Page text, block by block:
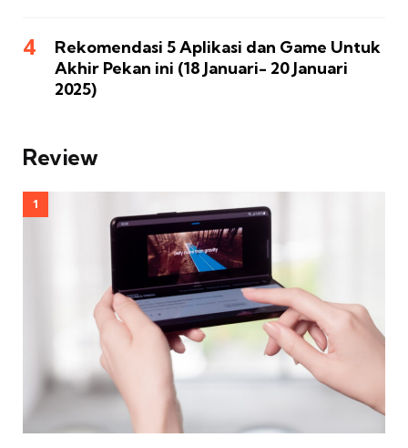
Rekomendasi 5 Aplikasi dan Game Untuk
Akhir Pekan ini (18 Januari- 20 Januari
2025)
Review